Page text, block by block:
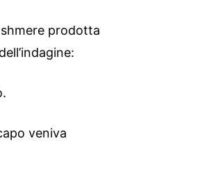
prodotta
veniva